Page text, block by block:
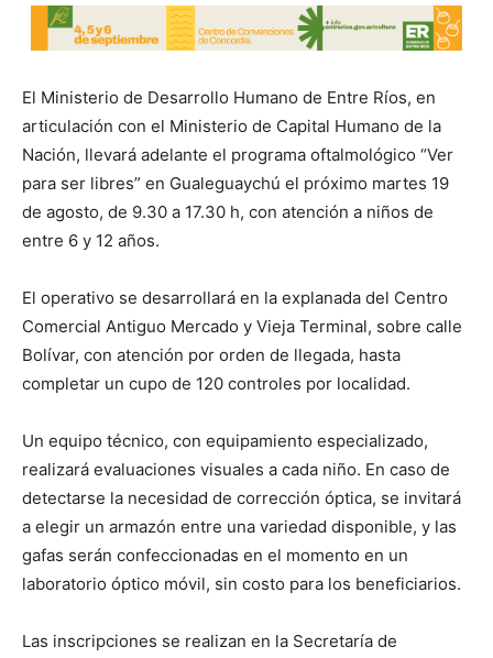
El Ministerio de Desarrollo Humano de Entre Ríos, en
articulación con el Ministerio de Capital Humano de la
Nación, llevará adelante el programa oftalmológico “Ver
para ser libres” en Gualeguaychú el próximo martes 19
de agosto, de 9.30 a 17.30 h, con atención a niños de
entre 6 y 12 años.
El operativo se desarrollará en la explanada del Centro
Comercial Antiguo Mercado y Vieja Terminal, sobre calle
Bolívar, con atención por orden de llegada, hasta
completar un cupo de 120 controles por localidad.
Un equipo técnico, con equipamiento especializado,
realizará evaluaciones visuales a cada niño. En caso de
detectarse la necesidad de corrección óptica, se invitará
a elegir un armazón entre una variedad disponible, y las
gafas serán confeccionadas en el momento en un
laboratorio óptico móvil, sin costo para los beneficiarios.
Las inscripciones se realizan en la Secretaría de